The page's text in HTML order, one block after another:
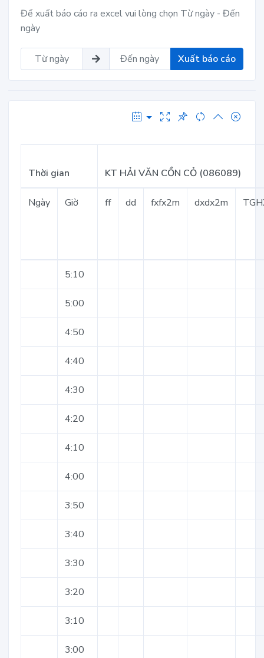
Để xuất báo cáo ra excel vui lòng chọn Từ ngày - Đến
ngày
Xuất báo cáo
Thời gian KT HẢI VĂN CỒN CỎ (086089)
Ngày Giờ ff dd fxfx2m dxdx2m
5:10
5:00
4:50
4:40
4:30
4:20
4:10
4:00
3:50
3:40
3:30
3:20
3:10
3:00